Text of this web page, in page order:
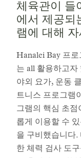
체육관이 들
에서 제공되
램에 대해
Hanalei Bay 프
는 all 활용하고자
야외 요가, 운동
트니스 프로그램
그램의 핵심 초점
롭게 이용할 수
을 구비했습니다.
한 체력 검사 도